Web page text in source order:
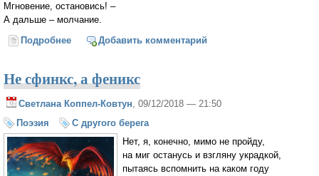
Мгновение, остановись! –
А дальше – молчание.
Подробнее о Была ли души темнота до боли изучена
Добавить комментарий
Не сфинкс, а феникс
Светлана Коппел-Ковтун , 09/12/2018 — 21:50
Поэзия
С другого берега
Нет, я, конечно, мимо не пройду,
на миг останусь и взгляну украдкой,
пытаясь вспомнить на каком году